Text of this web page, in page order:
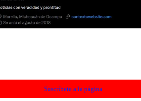
Suscríbete a la página